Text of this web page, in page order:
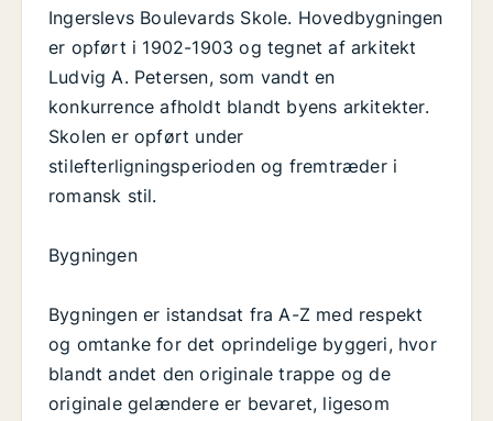
Ingerslevs Boulevards Skole. Hovedbygningen
er opført i 1902-1903 og tegnet af arkitekt
Ludvig A. Petersen, som vandt en
konkurrence afholdt blandt byens arkitekter.
Skolen er opført under
stilefterligningsperioden og fremtræder i
romansk stil.
Bygningen
Bygningen er istandsat fra A-Z med respekt
og omtanke for det oprindelige byggeri, hvor
blandt andet den originale trappe og de
originale gelændere er bevaret, ligesom